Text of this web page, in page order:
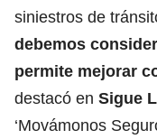
siniestros de
debemos
permite mejorar
destacó en Sigue
‘Movámonos